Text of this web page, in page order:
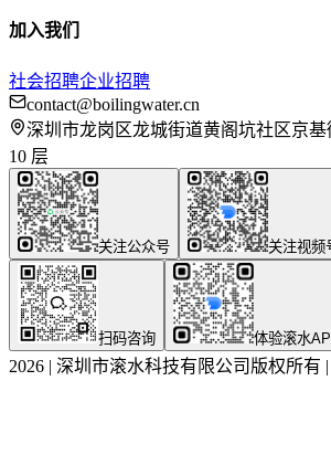
加入我们
社会招聘企业招聘
contact@boilingwater.cn
深圳市龙岗区龙城街道黄阁坑社区京
10 层
关注公众号 关注视频
扫码咨询 体验滚水
2026 | 深圳市滚水科技有限公司版权所有 |